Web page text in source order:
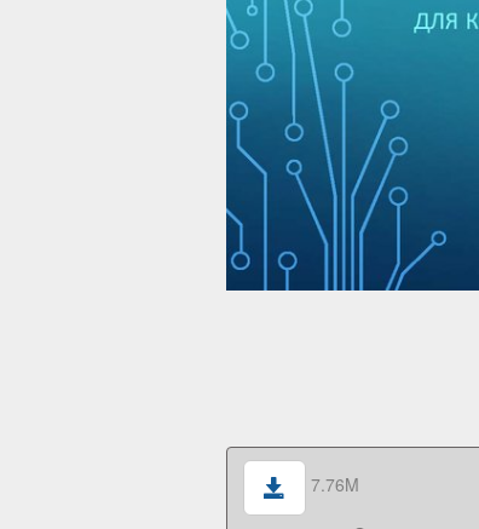
7.76M